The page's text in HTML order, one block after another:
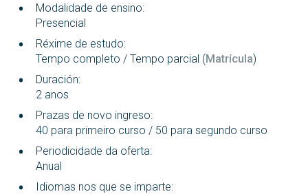
Modalidade de ensino:
Presencial
Réxime de estudo:
Tempo completo / Tempo parcial (Matrícula)
Duración:
2 anos
Prazas de novo ingreso:
40 para primeiro curso / 50 para segundo curso
Periodicidade da oferta:
Anual
Idiomas nos que se imparte: